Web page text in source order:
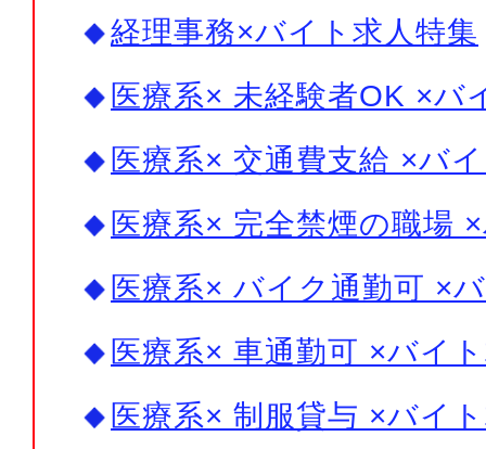
経理事務×バイト求人特集
医療系× 未経験者OK ×バ
医療系× 交通費支給 ×バ
医療系× 完全禁煙の職場
医療系× バイク通勤可 ×
医療系× 車通勤可 ×バイ
医療系× 制服貸与 ×バイ